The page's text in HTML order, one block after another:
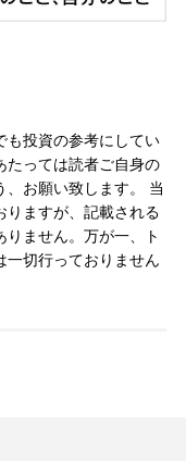
も投資の参考にしてい
たっては読者ご自身の
、お願い致します。 当
りますが、記載される
ません。万が一、ト
一切行っておりません